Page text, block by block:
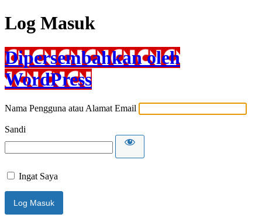
Log Masuk
Dipersembahkan oleh
WordPress
Nama Pengguna atau Alamat Email
Sandi
Ingat Saya